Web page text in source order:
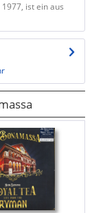
ist ein aus